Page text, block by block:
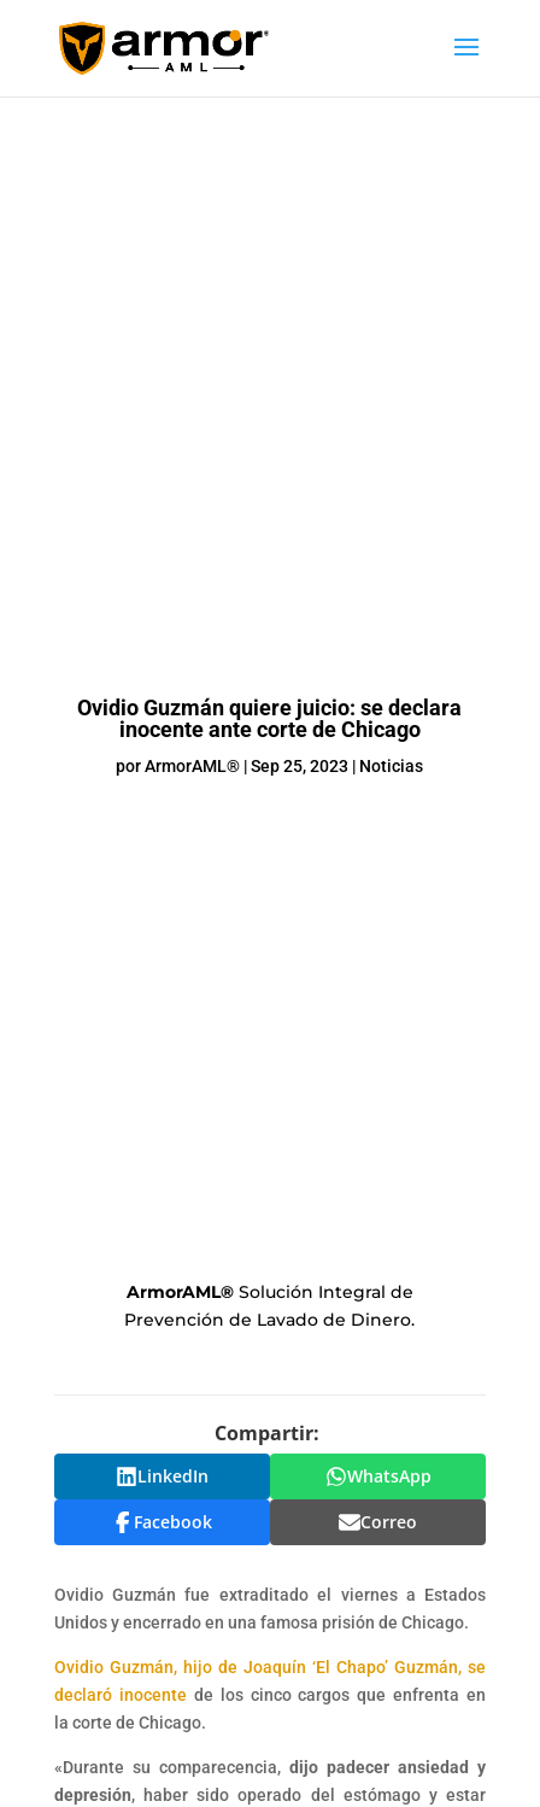
Ovidio Guzmán quiere juicio: se declara
inocente ante corte de Chicago
porArmorAML® |Sep 25, 2023 | Noticias
ArmorAML® Solución Integral de
Prevención de Lavado de Dinero.
Compartir:
LinkedIn
WhatsApp
Facebook
Correo
Ovidio Guzmán fue extraditado el viernes a Estados
Unidos y encerrado en una famosa prisión de Chicago.
Ovidio Guzmán, hijo de Joaquín ‘El Chapo’ Guzmán, se
declaró inocente de los cinco cargos que enfrenta en
la corte de Chicago.
«Durante su comparecencia,dijo padecer ansiedad y
depresión, haber sido operado del estómago y estar